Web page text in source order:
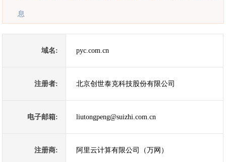
息
域名: pyc.com.cn
注册者: 北京创世泰克科技股份有限公司
电子邮箱: liutongpeng@suizhi.com.cn
注册商: 阿里云计算有限公司（万网）